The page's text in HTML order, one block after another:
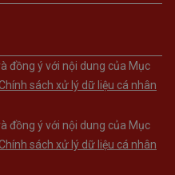
đồng ý với nội dung của Mục
sách xử lý dữ liệu cá nhân
đồng ý với nội dung của Mục
sách xử lý dữ liệu cá nhân